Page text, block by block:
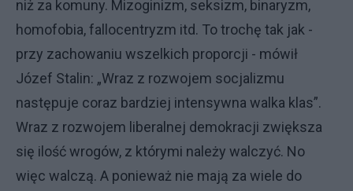
niż za komuny. Mizoginizm, seksizm, binaryzm,
homofobia, fallocentryzm itd. To trochę tak jak -
przy zachowaniu wszelkich proporcji - mówił
Józef Stalin: „Wraz z rozwojem socjalizmu
następuje coraz bardziej intensywna walka klas”.
Wraz z rozwojem liberalnej demokracji zwiększa
się ilość wrogów, z którymi należy walczyć. No
więc walczą. A ponieważ nie mają za wiele do